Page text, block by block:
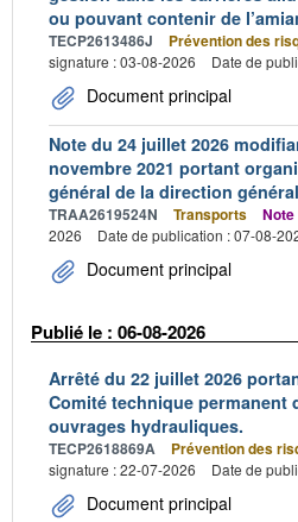
ou pouvant contenir de
TECP2613486J Prévention des
signature : 03-08-2026
Date de
Document principal
Note du 24 juillet 2026
novembre 2021 portant
général de la direction
TRAA2619524N Transports Note
2026
Date de publication : 07-08-
Document principal
Publié le : 06-08-2026
Arrêté du 22 juillet 2026
Comité technique permanent
ouvrages hydrauliques.
TECP2618869A Prévention des
signature : 22-07-2026
Date de
Document principal